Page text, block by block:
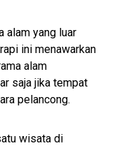
alam yang luar
ini menawarkan
alam
saja jika tempat
pelancong.
wisata di